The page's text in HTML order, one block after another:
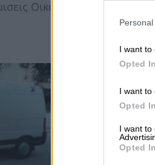
I want to
Opted In
I want to
Opted In
I want to
Opted In
Οικονομικη Μετακομιση,